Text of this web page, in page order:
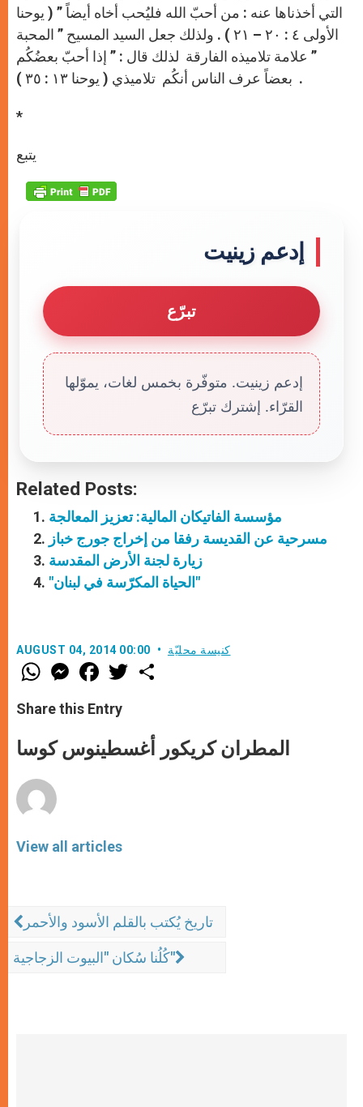
التي أخذناها عنه : من أحبّ الله فليُحب أخاه أيضاً ” ( يوحنا
الأولى ٤ : ٢٠ – ٢١ ) . ولذلك جعل السيد المسيح ” المحبة
” علامة تلاميذه الفارقة لذلك قال : ” إذا أحبّ بعضُكُم
بعضاً عرف الناس أنكُم تلاميذي ( يوحنا ١٣ : ٣٥ ) .
*
يتبع
إدعم زينيت
تبرّع
إدعم زينيت. متوفّرة بخمس لغات، يموّلها
القرّاء. إشترك تبرّع
Related Posts:
مؤسسة الفاتيكان المالية: تعزيز المعالجة
مسرحية عن القديسة رفقا من إخراج جورج خباز
زيارة لجنة الأرض المقدسة
"الحياة المكرّسة في لبنان"
AUGUST 04, 2014 00:00 كنيسة محليّة
W
h
t
s
p
p
M
e
s
e
e
F
a
e
b
o
k
w
Share this Entry
المطران كريكور أغسطينوس كوسا
View all articles
تاريخ يُكتب بالقلم الأسود والأحمر
كُلُنا سُكان "البيوت الزجاجية"